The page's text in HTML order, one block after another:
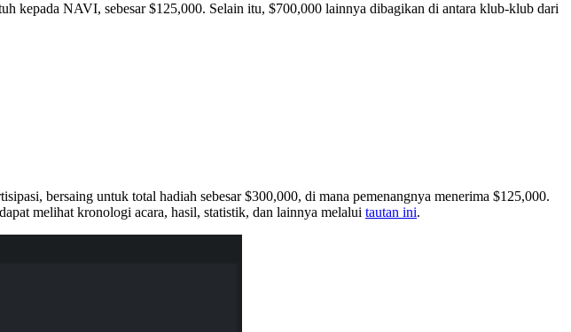
kepada NAVI, sebesar $125,000. Selain itu, $700,000 lainnya dibagikan di antara klub-klub dari
bersaing untuk total hadiah sebesar $300,000, di mana pemenangnya menerima $125,000.
melihat kronologi acara, hasil, statistik, dan lainnya melalui tautan ini.